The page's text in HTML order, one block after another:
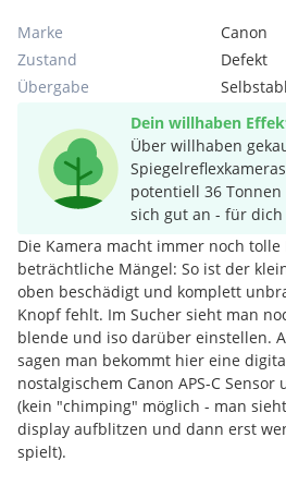
Marke
Canon
Zustand
Defekt
Übergabe
Dein willhaben
Über willhaben
potentiell 36 Tonnen
sich gut an - für
Die Kamera macht immer noch tolle
beträchtliche Mängel: So ist der
oben beschädigt und komplett
Knopf fehlt. Im Sucher sieht man
blende und iso darüber einstellen.
sagen man bekommt hier eine
nostalgischem Canon APS-C
(kein "chimping" möglich - man
display aufblitzen und dann erst
spielt).